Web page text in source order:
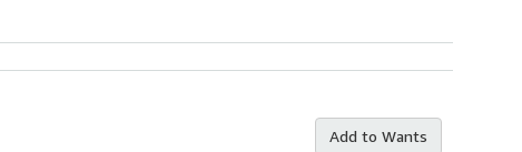
Add to Wants